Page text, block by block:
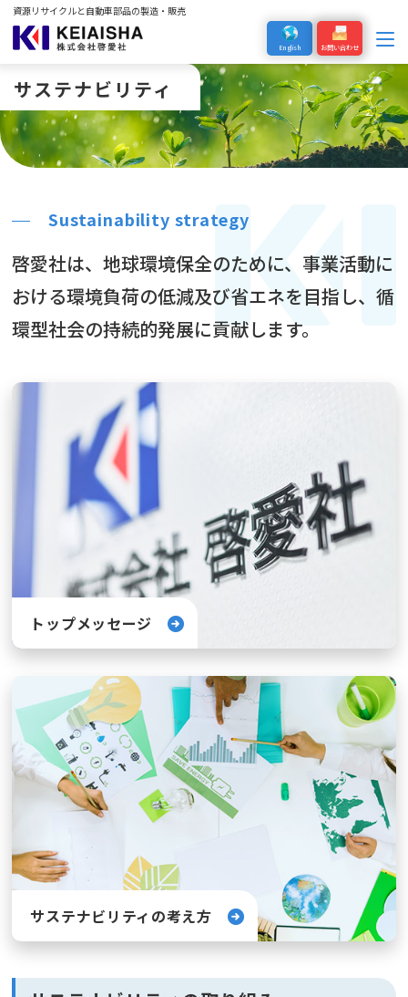
資源リサイクルと自動車部品の製造・販売
English お問い合わせ
サステナビリティ
Sustainability strategy
啓愛社は、地球環境保全のために、事業活動に
おける環境負荷の低減及び省エネを目指し、循
環型社会の持続的発展に貢献します。
トップメッセージ
サステナビリティの考え方